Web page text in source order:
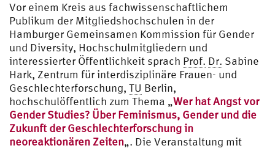
Vor einem Kreis aus fachwissenschaftlichem
Publikum der Mitgliedshochschulen in der
Hamburger Gemeinsamen Kommission für Gender
und Diversity, Hochschulmitgliedern und
interessierter Öffentlichkeit sprach Prof. Dr. Sabine
Hark, Zentrum für interdisziplinäre Frauen- und
Geschlechterforschung, TU Berlin,
hochschulöffentlich zum Thema „Wer hat Angst vor
Gender Studies? Über Feminismus, Gender und die
Zukunft der Geschlechterforschung in
neoreaktionären Zeiten„. Die Veranstaltung mit